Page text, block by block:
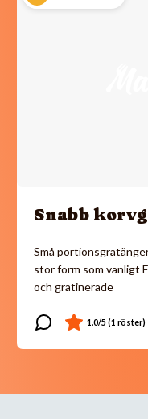
Snabb
Små
stor form som vanligt
och gratinerade